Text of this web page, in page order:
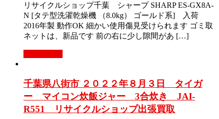
リサイクルショップ千葉 シャープ SHARP ES-GX8A-
N [タテ型洗濯乾燥機 （8.0kg） ゴールド系] 入荷
2016年製 動作OK 細かい使用傷見受けられます ゴミ取
ネットは、新品です 前の右に少し隙間があ […]
千葉県八街市 ２０２２年８月３日 タイガ
ー マイコン炊飯ジャー 3合炊き JAI-
R551 リサイクルショップ出張買取